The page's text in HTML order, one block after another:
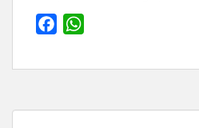
c
b
a
s